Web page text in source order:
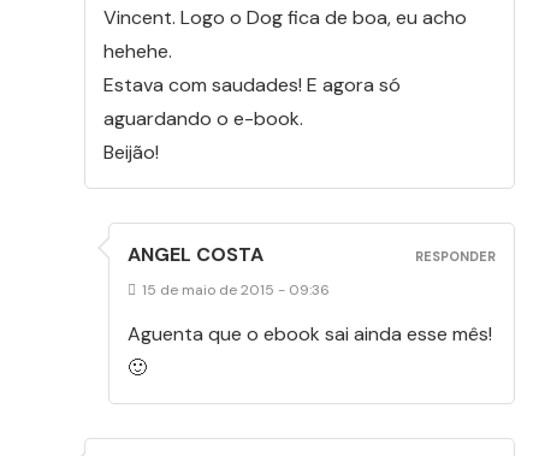
Vincent. Logo o Dog fica de boa, eu acho
hehehe.
Estava com saudades! E agora só
aguardando o e-book.
Beijão!
ANGEL COSTA
15 de maio de 2015 - 09:36
Aguenta que o ebook sai ainda esse mês!
🙂
RESPONDER